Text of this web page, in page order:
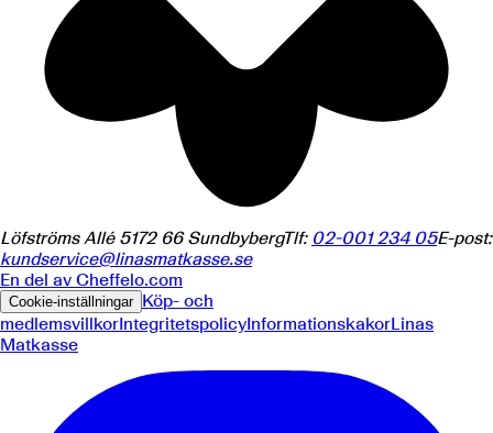
Löfströms Allé 5172 66 SundbybergTlf: 02-001 234 05E-post:
kundservice@linasmatkasse.se
En del av Cheffelo.com
Cookie-inställningar Köp- och
medlemsvillkorIntegritetspolicyInformationskakorLinas
Matkasse